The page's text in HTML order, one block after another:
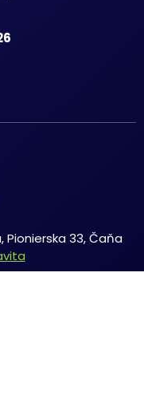
Pionierska 33, Čaňa